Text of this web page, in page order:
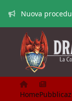
Nuova
Home